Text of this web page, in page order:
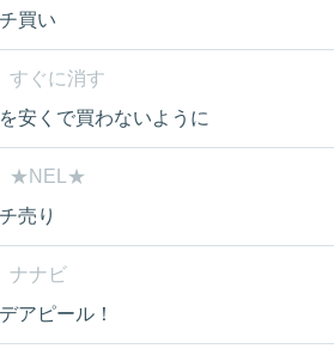
買い
すぐに消す
安くで買わないように
★NEL★
売り
ナナビ
アピール！